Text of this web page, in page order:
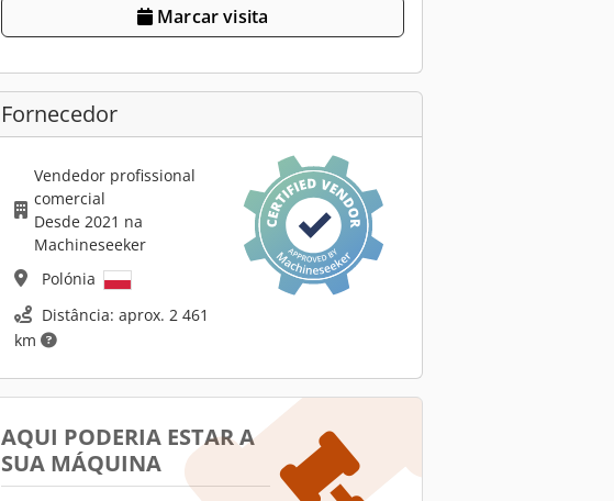
Marcar visita
Fornecedor
Vendedor profissional
comercial
Desde 2021 na
Machineseeker
Polónia
Distância: aprox. 2 461
km
AQUI PODERIA ESTAR A
SUA MÁQUINA